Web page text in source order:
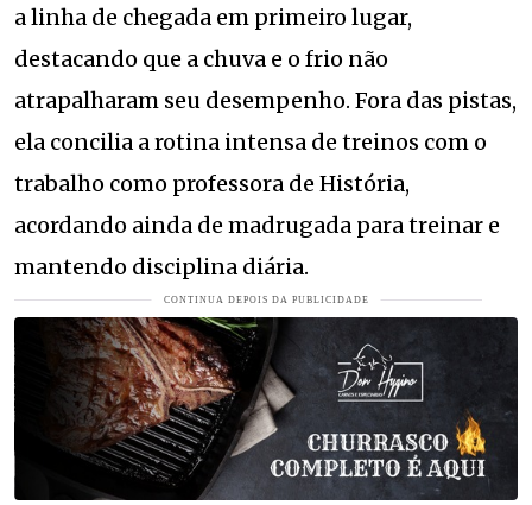
a linha de chegada em primeiro lugar,
destacando que a chuva e o frio não
atrapalharam seu desempenho. Fora das pistas,
ela concilia a rotina intensa de treinos com o
trabalho como professora de História,
acordando ainda de madrugada para treinar e
mantendo disciplina diária.